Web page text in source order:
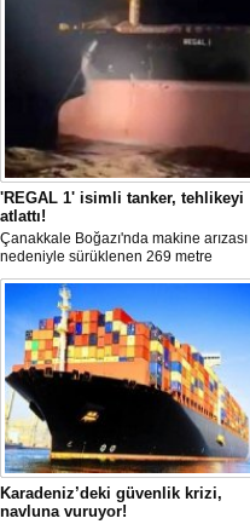
'REGAL 1' isimli tanker, tehlikeyi
atlattı!
Çanakkale Boğazı'nda makine arızası
nedeniyle sürüklenen 269 metre
uzunluğundaki 'REGAL 1' isimli
römorkörler yardımıyla Şevketiye Demir
Sahası'na çekilerek kurtarıldı.
Karadeniz’deki güvenlik krizi,
navluna vuruyor!